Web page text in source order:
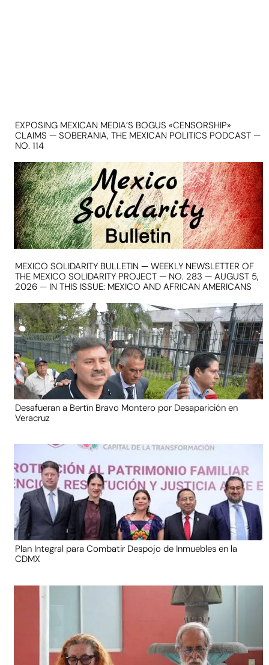
EXPOSING MEXICAN MEDIA’S BOGUS «CENSORSHIP»
CLAIMS — SOBERANIA, THE MEXICAN POLITICS PODCAST —
NO. 114
MEXICO SOLIDARITY BULLETIN — WEEKLY NEWSLETTER OF
THE MEXICO SOLIDARITY PROJECT — NO. 283 — AUGUST 5,
2026 — IN THIS ISSUE: MEXICO AND AFRICAN AMERICANS
Desafueran a Bertín Bravo Montero por Desaparición en
Veracruz
Plan Integral para Combatir Despojo de Inmuebles en la
CDMX